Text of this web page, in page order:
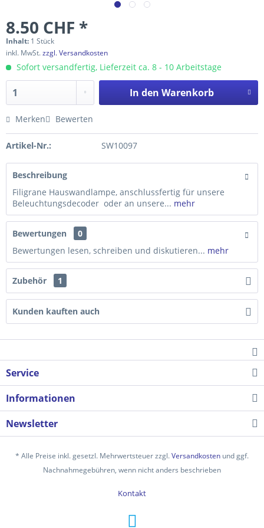
8.50 CHF *
Inhalt: 1 Stück
inkl. MwSt.zzgl. Versandkosten
Sofort versandfertig, Lieferzeit ca. 8 - 10 Arbeitstage
In den Warenkorb
Merken Bewerten
Artikel-Nr.: SW10097
Beschreibung
Filigrane Hauswandlampe, anschlussfertig für unsere
Beleuchtungsdecoder oder an unsere... mehr
Bewertungen
0
Bewertungen lesen, schreiben und diskutieren... mehr
Zubehör 1
Kunden kauften auch
Service
Informationen
Newsletter
* Alle Preise inkl. gesetzl. Mehrwertsteuer zzgl.Versandkosten und ggf.
Nachnahmegebühren, wenn nicht anders beschrieben
Kontakt